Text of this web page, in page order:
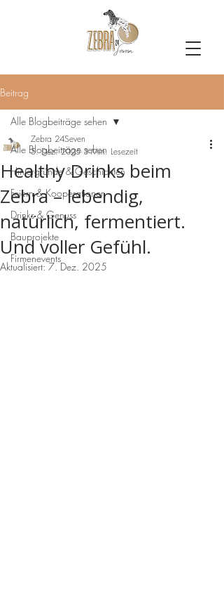
Beitrag
Alle Blogbeiträge sehen
Hintergründe & Geschichten
Feiern & Kooperationen
Drinks & Genuss
Bauprojekte
Firmenevents
Alle Blogbeiträge sehen
Healthy Drinks beim
Zebra – lebendig,
natürlich, fermentiert.
Und voller Gefühl.
Zebra 24Seven
5. Dez. 2025 3 Min. Lesezeit
Aktualisiert:7. Dez. 2025